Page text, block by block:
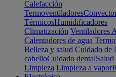
Calefacción
Termoventiladores
TérmicosHumidificadores
Climatización Ventiladores
Calentadores de agua
Belleza y salud Cuidado de
cabelloCuidado dentalSalud
Limpieza Limpieza a vapor